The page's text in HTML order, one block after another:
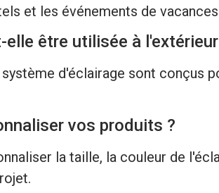
et les événements de
être utilisée à
d'éclairage sont conçus
vos produits ?
la taille, la couleur de